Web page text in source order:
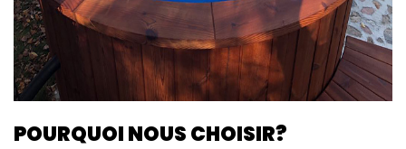
POURQUOI NOUS CHOISIR?